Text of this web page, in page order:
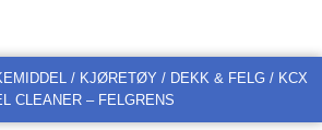
/ KJØRETØY / DEKK & FELG / KCX
CLEANER – FELGRENS